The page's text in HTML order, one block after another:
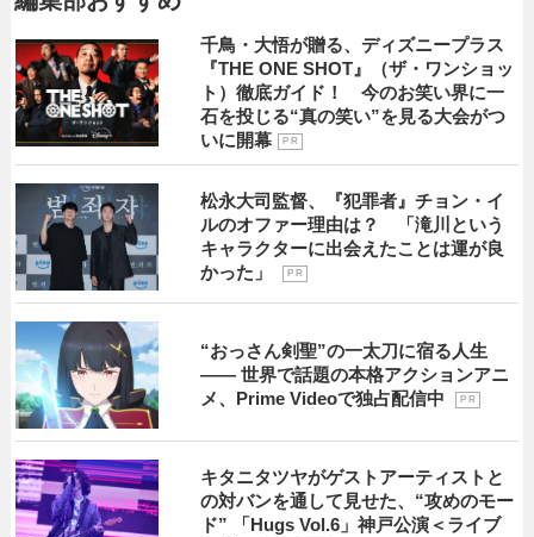
千鳥・大悟が贈る、ディズニープラス
『THE ONE SHOT』（ザ・ワンショッ
ト）徹底ガイド！ 今のお笑い界に一
石を投じる“真の笑い”を見る大会がつ
いに開幕
P R
松永大司監督、『犯罪者』チョン・イ
ルのオファー理由は？ 「滝川という
キャラクターに出会えたことは運が良
かった」
P R
“おっさん剣聖”の一太刀に宿る人生
―― 世界で話題の本格アクションアニ
メ、Prime Videoで独占配信中
P R
キタニタツヤがゲストアーティストと
の対バンを通して見せた、“攻めのモー
ド” 「Hugs Vol.6」神戸公演＜ライブ